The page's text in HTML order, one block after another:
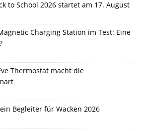
to School 2026 startet am 17. August
Charging Station im Test: Eine
Thermostat macht die
Begleiter für Wacken 2026